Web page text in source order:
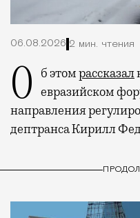
06.08.2026 2 мин. чтения
Об этомрассказал
евразийском
направления
дептранса Кирилл